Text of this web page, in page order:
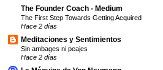
The Founder Coach - Medium
The First Step Towards Getting Acquired
Hace 2 días
Meditaciones y Sentimientos
Sin ambages ni peajes
Hace 2 días